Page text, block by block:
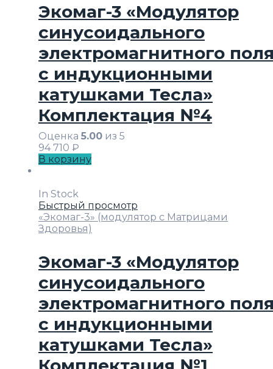
Экомаг-3 «Модулятор
синусоидального
электромагнитного
с индукционными
катушками Тесла»
Комплектация №4
Оценка 5.00 из 5
94 710 ₽
В корзину
In Stock
Быстрый просмотр
«Экомаг-3» (модулятор с Матрицами
Здоровья)
Экомаг-3 «Модулятор
синусоидального
электромагнитного
с индукционными
катушками Тесла»